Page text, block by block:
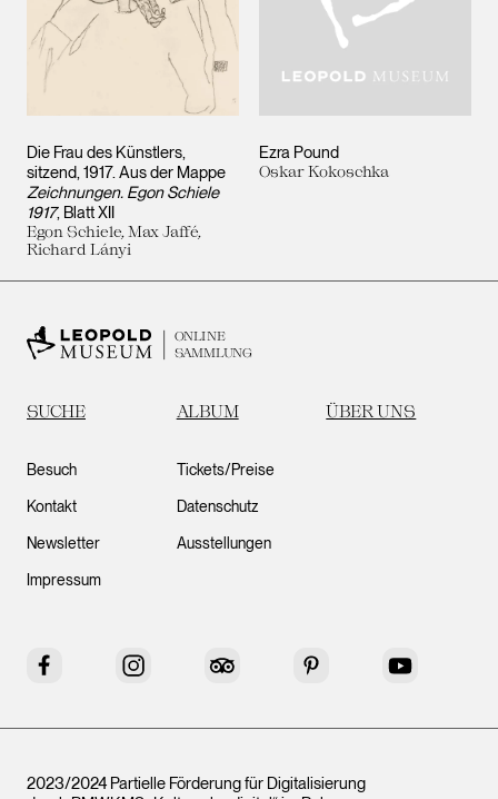
Die Frau des Künstlers,
sitzend, 1917. Aus der Mappe
Zeichnungen. Egon Schiele
1917, Blatt XII
Egon Schiele, Max Jaffé,
Richard Lányi
Ezra Pound
Oskar Kokoschka
ONLINE
SAMMLUNG
SUCHE ALBUM ÜBER UNS
Besuch
Kontakt
Newsletter
Impressum
Tickets/Preise
Datenschutz
Ausstellungen
Facebook Instagram Tripadvisor Pinterest YouTube
2023/2024 Partielle Förderung für Digitalisierung